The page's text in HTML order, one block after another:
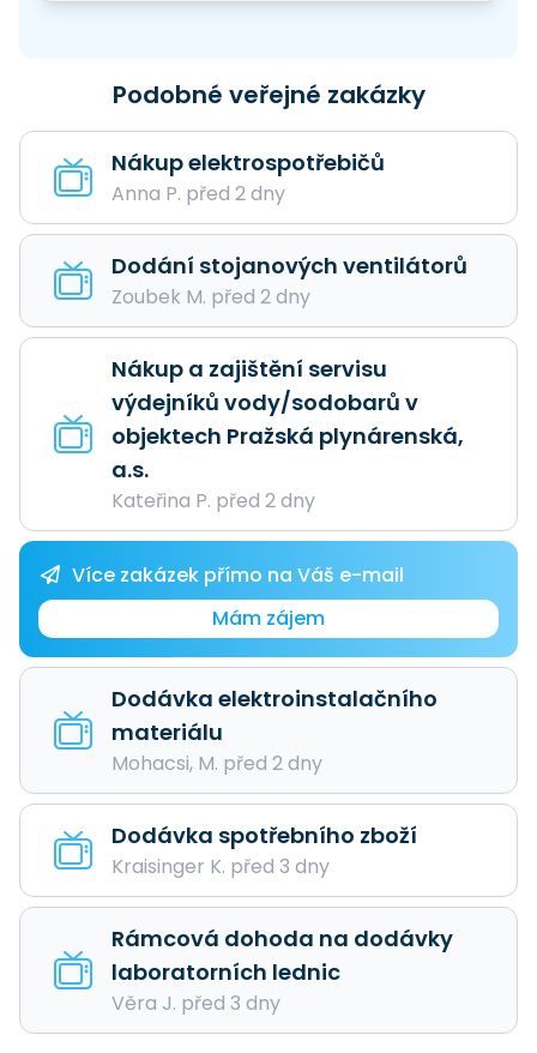
Podobné veřejné zakázky
Nákup elektrospotřebičů
Anna P. před 2 dny
Dodání stojanových ventilátorů
Zoubek M. před 2 dny
Nákup a zajištění servisu
výdejníků vody/sodobarů v
objektech Pražská plynárenská,
a.s.
Kateřina P. před 2 dny
Více zakázek přímo na Váš e-mail
Mám zájem
Dodávka elektroinstalačního
materiálu
Mohacsi, M. před 2 dny
Dodávka spotřebního zboží
Kraisinger K. před 3 dny
Rámcová dohoda na dodávky
laboratorních lednic
Věra J. před 3 dny